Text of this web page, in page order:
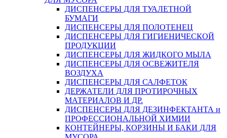
ДИСПЕНСЕРЫ ДЛЯ ТУАЛЕТНОЙ
БУМАГИ
ДИСПЕНСЕРЫ ДЛЯ ПОЛОТЕНЕЦ
ДИСПЕНСЕРЫ ДЛЯ ГИГИЕНИЧЕСКОЙ
ПРОДУКЦИИ
ДИСПЕНСЕРЫ ДЛЯ ЖИДКОГО МЫЛА
ДИСПЕНСЕРЫ ДЛЯ ОСВЕЖИТЕЛЯ
ВОЗДУХА
ДИСПЕНСЕРЫ ДЛЯ САЛФЕТОК
ДЕРЖАТЕЛИ ДЛЯ ПРОТИРОЧНЫХ
МАТЕРИАЛОВ И ДР.
ДИСПЕНСЕРЫ ДЛЯ ДЕЗИНФЕКТАНТА и
ПРОФЕССИОНАЛЬНОЙ ХИМИИ
КОНТЕЙНЕРЫ, КОРЗИНЫ И БАКИ ДЛЯ